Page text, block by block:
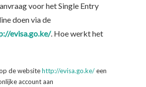
voor het Single Entry
doen via de
evisa.go.ke/. Hoe werkt het
de websitehttp://evisa.go.ke/een
account aan